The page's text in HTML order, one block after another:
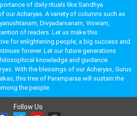
of daily rituals like Sandhya
our Acharyas. A variety of columns such as
Divyadarsanam, Viswam,
of readers. Let us make this
for enlightening people, a big success and
forever. Let our future generations
knowledge and guidance
With the blessings of our Acharyas, Gurus
this tree of Paramparaa will sustain the
the people.
Follow Us